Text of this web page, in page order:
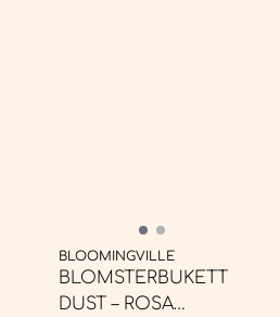
BLOOMINGVILLE
BLOMSTERBUKETT
DUST – ROSA